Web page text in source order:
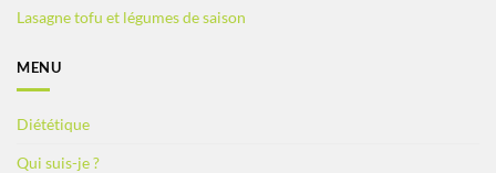
Lasagne tofu et légumes de saison
MENU
Diététique
Qui suis-je ?